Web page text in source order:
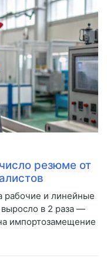
резюме от
рабочие и линейные
в 2 раза —
импортозамещение